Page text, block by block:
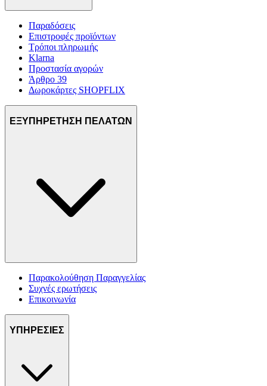
Παραδόσεις
Επιστροφές προϊόντων
Τρόποι πληρωμής
Klarna
Προστασία αγορών
Άρθρο 39
Δωροκάρτες SHOPFLIX
ΕΞΥΠΗΡΕΤΗΣΗ ΠΕΛΑΤΩΝ
Παρακολούθηση Παραγγελίας
Συχνές ερωτήσεις
Επικοινωνία
ΥΠΗΡΕΣΙΕΣ